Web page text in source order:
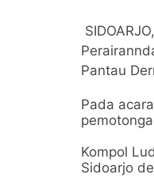
Pantau
Pada
Kompol
Sidoarjo